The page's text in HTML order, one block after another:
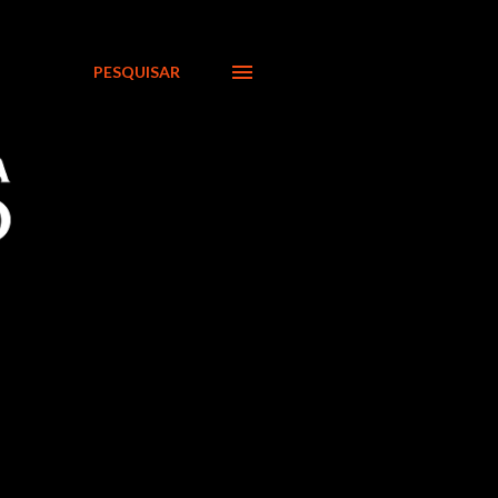
PESQUISAR